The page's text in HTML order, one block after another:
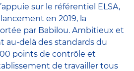
sur le référentiel ELSA,
en 2019, la
par Babilou. Ambitieux et
au-delà des standards du
points de contrôle et
de travailler tous